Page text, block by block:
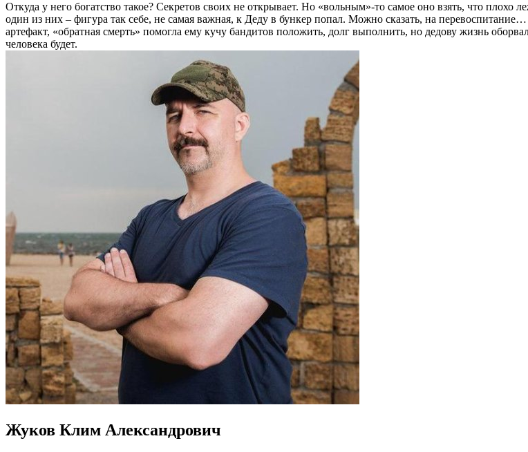
Откуда у него богатство такое? Секретов своих не открывает. Но «вольным»-то самое оно взять, что
один из них – фигура так себе, не самая важная, к Деду в бункер попал. Можно сказать, на
артефакт, «обратная смерть» помогла ему кучу бандитов положить, долг выполнить, но дедову жизнь
человека будет.
Жуков Клим Александрович